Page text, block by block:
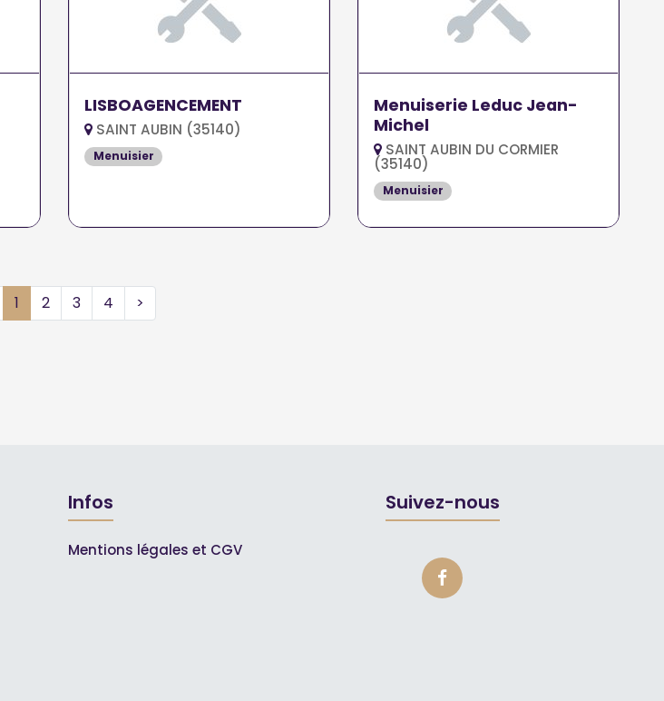
LISBOAGENCEMENT
SAINT AUBIN (35140)
Menuisier
Menuiserie Leduc Jean-
Michel
SAINT AUBIN DU CORMIER
(35140)
Menuisier
1 2 3 4 >
Infos
Mentions légales et CGV
Suivez-nous